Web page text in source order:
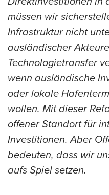
müssen wir
Infrastruktur nicht
ausländischer
Technologietransfer
wenn ausländische
oder lokale
wollen. Mit dieser
offener Standort für
Investitionen. Aber
bedeuten, dass wir
aufs Spiel setzen.